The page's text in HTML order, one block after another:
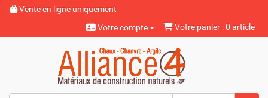
Vente en ligne uniquement
Votre compte
Votre panier : 0 article